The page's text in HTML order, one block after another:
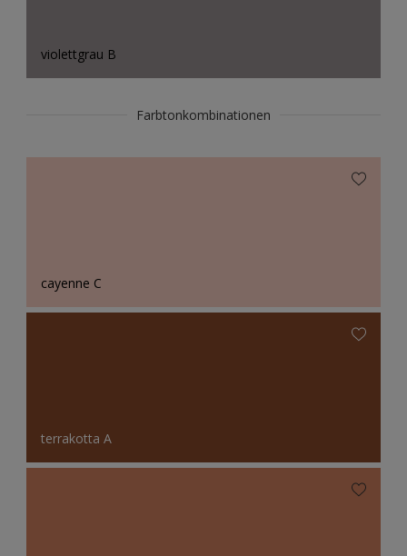
violettgrau B
Farbtonkombinationen
cayenne C
terrakotta A